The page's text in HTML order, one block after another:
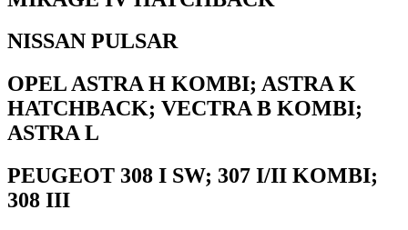
NISSAN PULSAR
OPEL ASTRA H KOMBI; ASTRA K
HATCHBACK; VECTRA B KOMBI;
ASTRA L
PEUGEOT 308 I SW; 307 I/II KOMBI;
308 III